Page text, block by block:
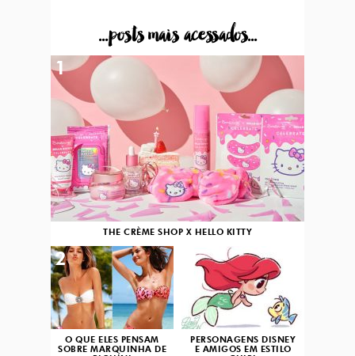
...posts mais acessados...
THE CRÈME SHOP X HELLO KITTY
1
O QUE ELES PENSAM
SOBRE MARQUINHA DE
2
PERSONAGENS DISNEY
E AMIGOS EM ESTILO
3